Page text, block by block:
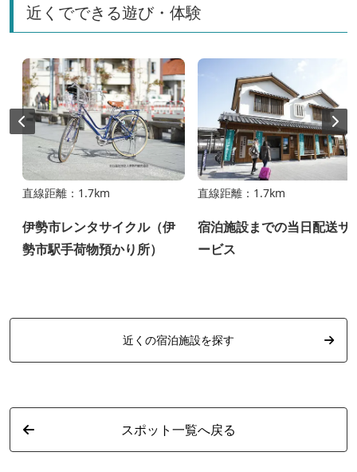
近くでできる遊び・体験
直線距離：1.7km
伊勢市レンタサイクル（伊
勢市駅手荷物預かり所）
直線距離：1.7km
宿泊施設までの当日配送サ
ービス
近くの宿泊施設を探す
スポット一覧へ戻る